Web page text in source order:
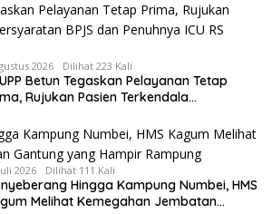
2026 Dilihat 223 Kali
Betun Tegaskan Pelayanan Tetap
Rujukan Pasien Terkendala
2026 Dilihat 111 Kali
Hingga Kampung Numbei, HMS
Melihat Kemegahan Jembatan